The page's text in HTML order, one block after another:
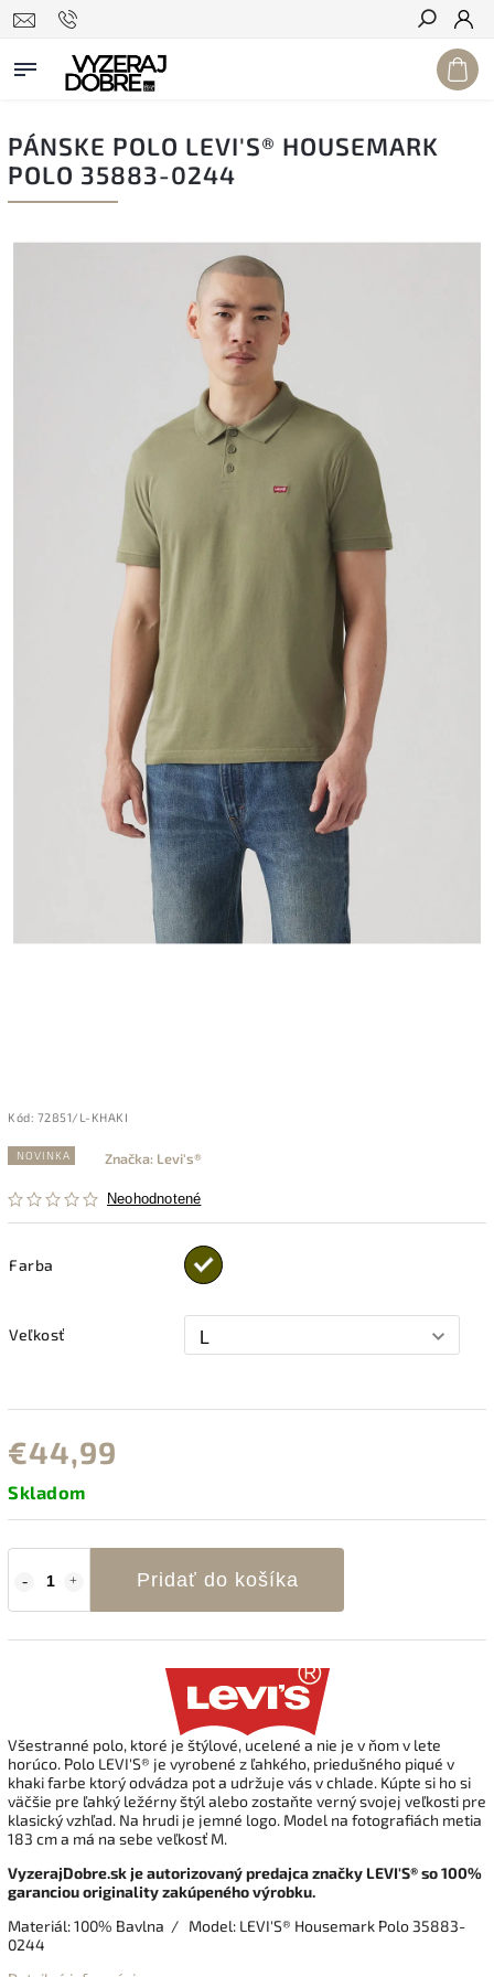
Hľadať
PÁNSKE POLO LEVI'S® HOUSEMARK
POLO 35883-0244
Kód: 72851/L-KHAKI
NOVINKA
Neohodnotené
Značka: Levi's®
Farba
Veľkosť
€44,99
Skladom
Pridať do košíka
Všestranné polo, ktoré je štýlové, ucelené a nie je v ňom v lete
horúco. Polo LEVI'S® je vyrobené z ľahkého, priedušného piqué v
khaki farbe ktorý odvádza pot a udržuje vás v chlade. Kúpte si ho si
väčšie pre ľahký ležérny štýl alebo zostaňte verný svojej veľkosti pre
klasický vzhľad. Na hrudi je jemné logo. Model na fotografiách metia
183 cm a má na sebe veľkosť M.
VyzerajDobre.sk je autorizovaný predajca značky LEVI'S® so 100%
garanciou originality zakúpeného výrobku.
Materiál: 100% Bavlna / Model: LEVI'S® Housemark Polo 35883-
0244